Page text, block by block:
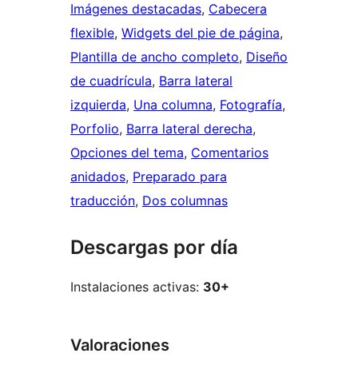
Imágenes destacadas, Cabecera
flexible, Widgets del pie de página
Plantilla de ancho completo, Diseño
de cuadrícula, Barra lateral
izquierda, Una columna, Fotografía
Porfolio, Barra lateral derecha
Opciones del tema, Comentarios
anidados, Preparado para
traducción, Dos columnas
Descargas por día
Instalaciones activas: 30+
Valoraciones